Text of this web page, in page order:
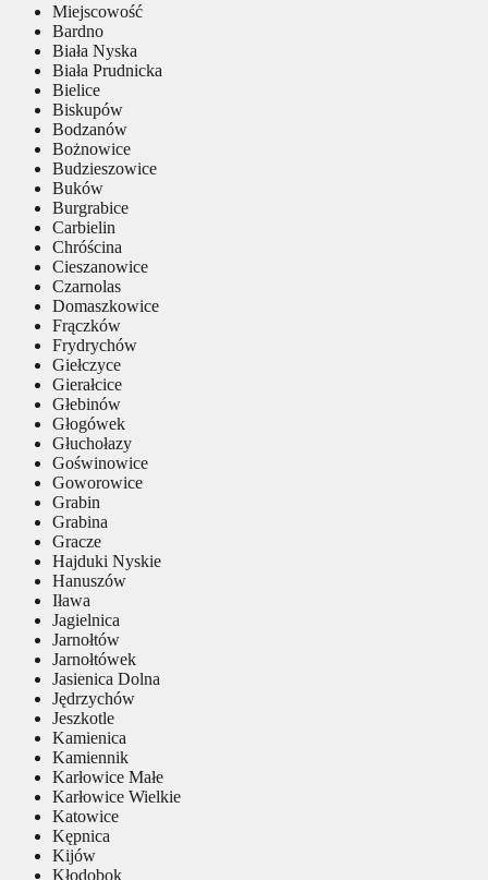
Miejscowość
Bardno
Biała Nyska
Biała Prudnicka
Bielice
Biskupów
Bodzanów
Bożnowice
Budzieszowice
Buków
Burgrabice
Carbielin
Chróścina
Cieszanowice
Czarnolas
Domaszkowice
Frączków
Frydrychów
Giełczyce
Gierałcice
Głebinów
Głogówek
Głuchołazy
Goświnowice
Goworowice
Grabin
Grabina
Gracze
Hajduki Nyskie
Hanuszów
Iława
Jagielnica
Jarnołtów
Jarnołtówek
Jasienica Dolna
Jędrzychów
Jeszkotle
Kamienica
Kamiennik
Karłowice Małe
Karłowice Wielkie
Katowice
Kępnica
Kijów
Kłodobok